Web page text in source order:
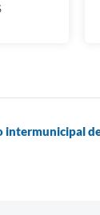
intermunicipal